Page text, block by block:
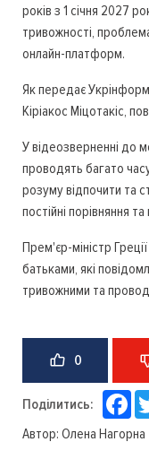
років з 1 січня 2027
тривожності,
онлайн-платформ.
Як передає
Кіріакос Міцотакіс,
У відеозверненні до
проводять багато
розуму відпочити та
постійні порівняння
Прем'єр-міністр
батьками, які
тривожними та
0
Поділитись:
Автор: Олена Нагорна